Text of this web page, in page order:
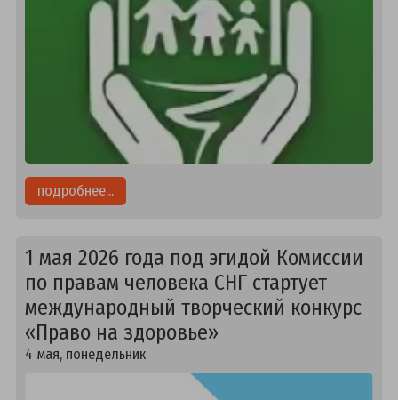
подробнее...
1 мая 2026 года под эгидой Комиссии
по правам человека СНГ стартует
международный творческий конкурс
«Право на здоровье»
4 мая, понедельник